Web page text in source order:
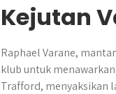
Kejutan
Raphael Varane,
klub untuk
Trafford, menyaksikan